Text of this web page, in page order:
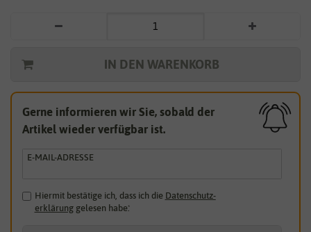
IN DEN WARENKORB
Gerne informieren wir Sie, sobald der
Artikel wieder verfügbar ist.
E-MAIL-ADRESSE
Hiermit bestätige ich, dass ich die Daten­schutz­
erklärunggelesen habe.*